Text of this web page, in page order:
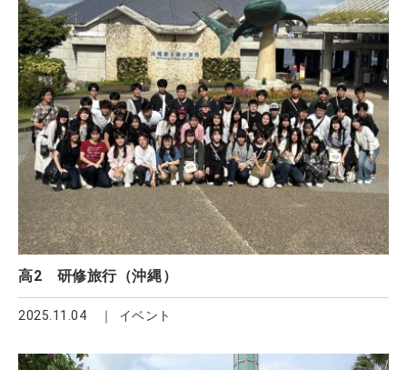
高2 研修旅行（沖縄）
2025.11.04 イベント